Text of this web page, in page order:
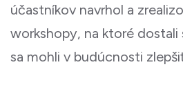
účastníkov navrhol a
workshopy, na ktoré dostali
sa mohli v budúcnosti